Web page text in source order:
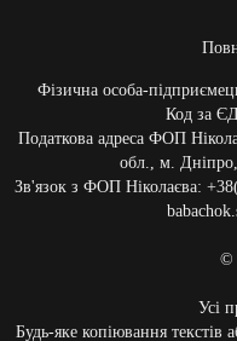
Фізична особа-
Код за
Податкова адреса ФОП
обл., м.
Зв'язок з ФОП Ніколаєва:
©
Усі
Будь-яке копіювання текстів